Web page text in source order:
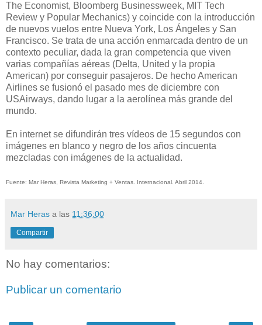
The Economist, Bloomberg Businessweek, MIT Tech
Review y Popular Mechanics) y coincide con la introducción
de nuevos vuelos entre Nueva York, Los Ángeles y San
Francisco. Se trata de una acción enmarcada dentro de un
contexto peculiar, dada la gran competencia que viven
varias compañías aéreas (Delta, United y la propia
American) por conseguir pasajeros. De hecho American
Airlines se fusionó el pasado mes de diciembre con
USAirways, dando lugar a la aerolínea más grande del
mundo.
En internet se difundirán tres vídeos de 15 segundos con
imágenes en blanco y negro de los años cincuenta
mezcladas con imágenes de la actualidad.
Fuente: Mar Heras, Revista Marketing + Ventas. Internacional. Abril 2014.
Mar Heras a las 11:36:00
Compartir
No hay comentarios:
Publicar un comentario